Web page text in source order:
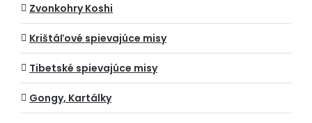
Zvonkohry Koshi
Krištáľové spievajúce misy
Tibetské spievajúce misy
Gongy, Kartálky